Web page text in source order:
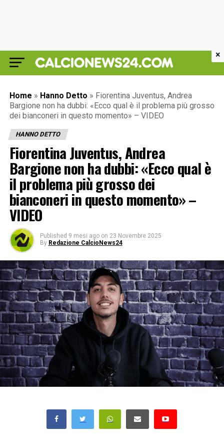
Home » Hanno Detto » Fiorentina Juventus, Andrea
Bargione non ha dubbi: «Ecco qual è il problema più grosso
dei bianconeri in questo momento» – VIDEO
HANNO DETTO
Fiorentina Juventus, Andrea
Bargione non ha dubbi: «Ecco qual è
il problema più grosso dei
bianconeri in questo momento» –
VIDEO
Published 9 mesi ago on 23 Novembre 2025
By Redazione CalcioNews24
×